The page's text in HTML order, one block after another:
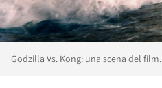
Godzilla Vs. Kong: una scena del film.